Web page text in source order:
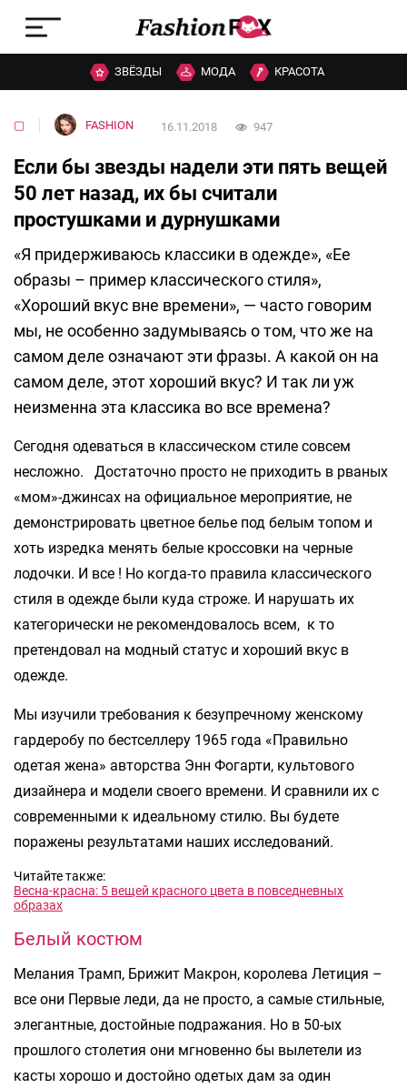
ЗВЁЗДЫ МОДА КРАСОТА
▢ FASHION 16.11.2018 947
Если бы звезды надели эти пять вещей
50 лет назад, их бы считали
простушками и дурнушками
«Я придерживаюсь классики в одежде», «Ее
образы – пример классического стиля»,
«Хороший вкус вне времени», — часто говорим
мы, не особенно задумываясь о том, что же на
самом деле означают эти фразы. А какой он на
самом деле, этот хороший вкус? И так ли уж
неизменна эта классика во все времена?
Сегодня одеваться в классическом стиле совсем
несложно. Достаточно просто не приходить в рваных
«мом»-джинсах на официальное мероприятие, не
демонстрировать цветное белье под белым топом и
хоть изредка менять белые кроссовки на черные
лодочки. И все ! Но когда-то правила классического
стиля в одежде были куда строже. И нарушать их
категорически не рекомендовалось всем, к то
претендовал на модный статус и хороший вкус в
одежде.
Мы изучили требования к безупречному женскому
гардеробу по бестселлеру 1965 года «Правильно
одетая жена» авторства Энн Фогарти, культового
дизайнера и модели своего времени. И сравнили их с
современными к идеальному стилю. Вы будете
поражены результатами наших исследований.
Читайте также:
Весна-красна: 5 вещей красного цвета в повседневных
образах
Белый костюм
Мелания Трамп, Брижит Макрон, королева Летиция –
все они Первые леди, да не просто, а самые стильные,
элегантные, достойные подражания. Но в 50-ых
прошлого столетия они мгновенно бы вылетели из
касты хорошо и достойно одетых дам за один